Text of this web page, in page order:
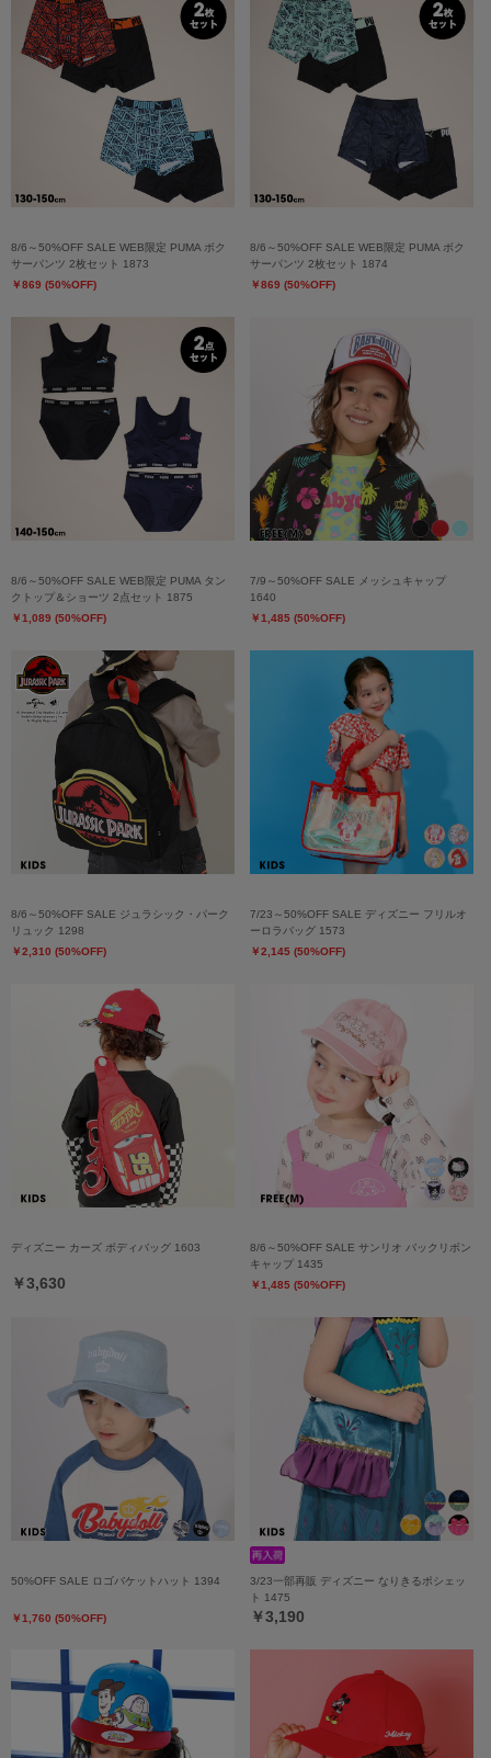
8/6～50%OFF SALE WEB限定 PUMA ボク
サーパンツ 2枚セット 1873
￥869 (50%OFF)
8/6～50%OFF SALE WEB限定 PUMA ボク
サーパンツ 2枚セット 1874
￥869 (50%OFF)
8/6～50%OFF SALE WEB限定 PUMA タン
クトップ＆ショーツ 2点セット 1875
￥1,089 (50%OFF)
7/9～50%OFF SALE メッシュキャップ
1640
￥1,485 (50%OFF)
8/6～50%OFF SALE ジュラシック・パーク
リュック 1298
￥2,310 (50%OFF)
7/23～50%OFF SALE ディズニー フリルオ
ーロラバッグ 1573
￥2,145 (50%OFF)
ディズニー カーズ ボディバッグ 1603
￥3,630
8/6～50%OFF SALE サンリオ バックリボン
キャップ 1435
￥1,485 (50%OFF)
50%OFF SALE ロゴバケットハット 1394
￥1,760 (50%OFF)
3/23一部再販 ディズニー なりきるポシェッ
ト 1475
￥3,190